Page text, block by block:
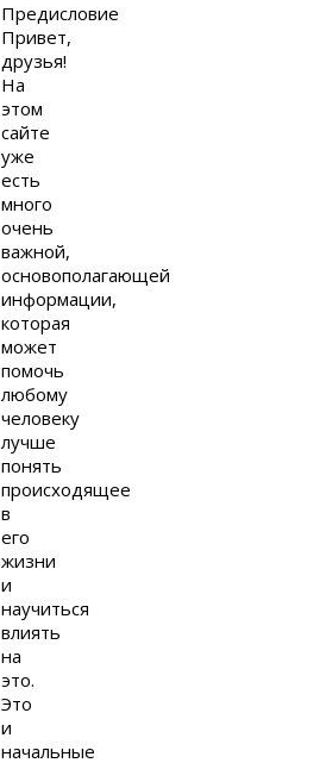
Предисловие
Привет,
друзья!
На
этом
сайте
уже
есть
много
очень
важной,
основополагающей
информации,
которая
может
помочь
любому
человеку
лучше
понять
происходящее
в
его
жизни
и
научиться
влиять
на
это.
Это
и
начальные